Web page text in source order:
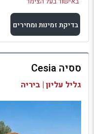
בדיקת זמינות ומחירים
למתחם זה
בדיקת זמינות ומחירים
ססיה Cesia
גליל עליון | ביריה